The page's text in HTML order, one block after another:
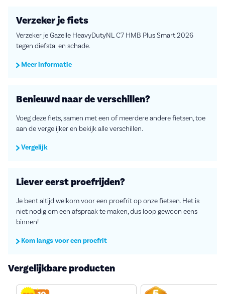
Verzeker je fiets
Verzeker je Gazelle HeavyDutyNL C7 HMB Plus Smart 2026
tegen diefstal en schade.
Meer informatie
Benieuwd naar de verschillen?
Voeg deze fiets, samen met een of meerdere andere fietsen, toe
aan de vergelijker en bekijk alle verschillen.
Vergelijk
Liever eerst proefrijden?
Je bent altijd welkom voor een proefrit op onze fietsen. Het is
niet nodig om een afspraak te maken, dus loop gewoon eens
binnen!
Kom langs voor een proefrit
Vergelijkbare producten